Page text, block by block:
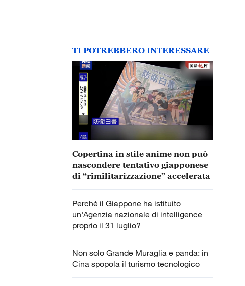
TI POTREBBERO INTERESSARE
Copertina in stile anime non può
nascondere tentativo giapponese
di “rimilitarizzazione” accelerata
Perché il Giappone ha istituito
un'Agenzia nazionale di intelligence
proprio il 31 luglio?
Non solo Grande Muraglia e panda: in
Cina spopola il turismo tecnologico